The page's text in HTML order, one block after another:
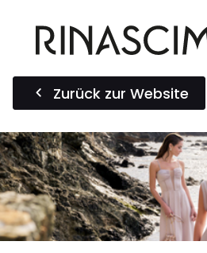
Zurück zur Website